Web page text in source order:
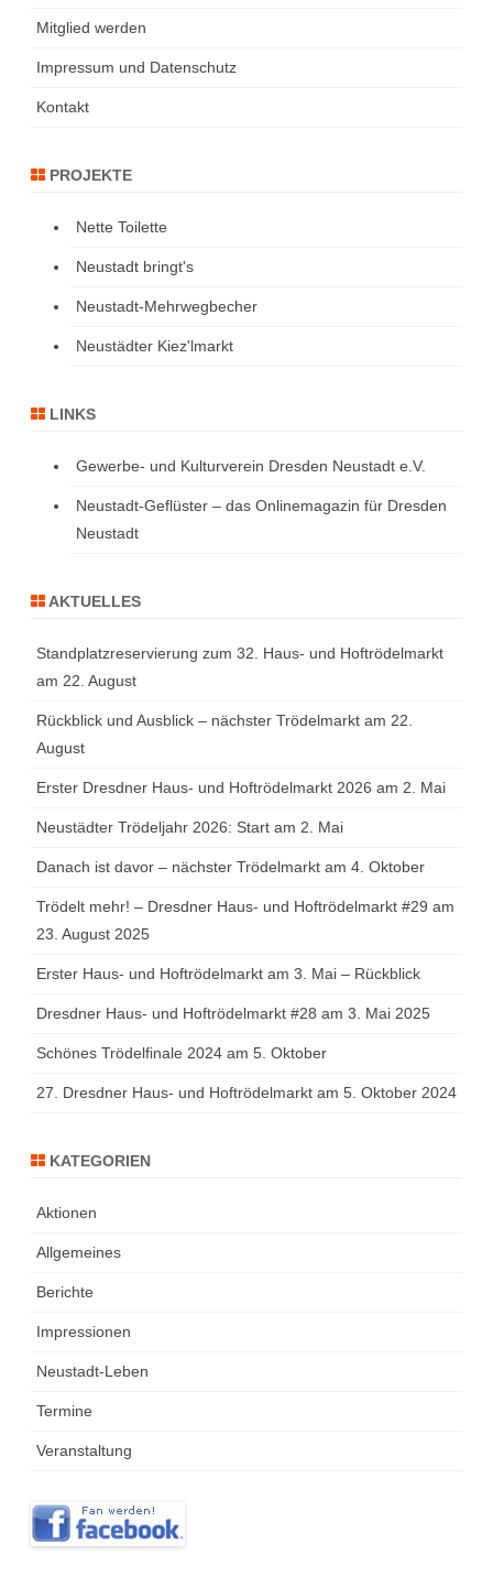
Mitglied werden
Impressum und Datenschutz
Kontakt
PROJEKTE
Nette Toilette
Neustadt bringt's
Neustadt-Mehrwegbecher
Neustädter Kiez'lmarkt
LINKS
Gewerbe- und Kulturverein Dresden Neustadt e.V.
Neustadt-Geflüster – das Onlinemagazin für Dresden
Neustadt
AKTUELLES
Standplatzreservierung zum 32. Haus- und Hoftrödelmarkt
am 22. August
Rückblick und Ausblick – nächster Trödelmarkt am 22.
August
Erster Dresdner Haus- und Hoftrödelmarkt 2026 am 2. Mai
Neustädter Trödeljahr 2026: Start am 2. Mai
Danach ist davor – nächster Trödelmarkt am 4. Oktober
Trödelt mehr! – Dresdner Haus- und Hoftrödelmarkt #29 am
23. August 2025
Erster Haus- und Hoftrödelmarkt am 3. Mai – Rückblick
Dresdner Haus- und Hoftrödelmarkt #28 am 3. Mai 2025
Schönes Trödelfinale 2024 am 5. Oktober
27. Dresdner Haus- und Hoftrödelmarkt am 5. Oktober 2024
KATEGORIEN
Aktionen
Allgemeines
Berichte
Impressionen
Neustadt-Leben
Termine
Veranstaltung